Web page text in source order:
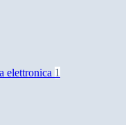
elettronica 1